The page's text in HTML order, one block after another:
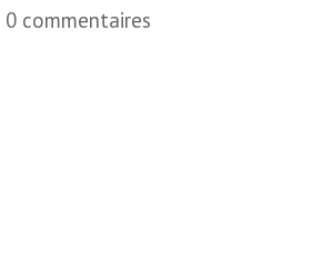
0 commentaires